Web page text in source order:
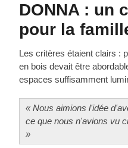
DONNA : un
pour la
Les critères étaient clairs :
en bois devait être
espaces suffisamment
« Nous aimions l'idée
ce que nous n'avions vu
»